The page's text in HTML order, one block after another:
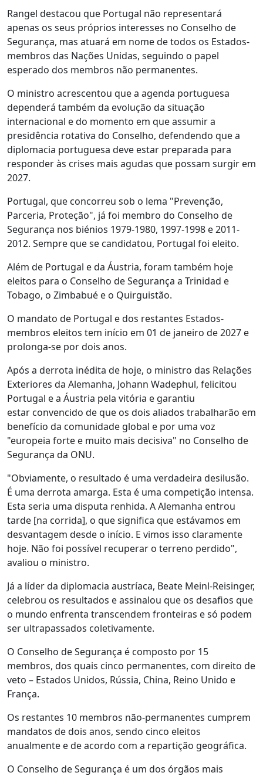
Rangel destacou que Portugal não representará
apenas os seus próprios interesses no Conselho de
Segurança, mas atuará em nome de todos os Estados-
membros das Nações Unidas, seguindo o papel
esperado dos membros não permanentes.
O ministro acrescentou que a agenda portuguesa
dependerá também da evolução da situação
internacional e do momento em que assumir a
presidência rotativa do Conselho, defendendo que a
diplomacia portuguesa deve estar preparada para
responder às crises mais agudas que possam surgir em
2027.
Portugal, que concorreu sob o lema "Prevenção,
Parceria, Proteção", já foi membro do Conselho de
Segurança nos biénios 1979-1980, 1997-1998 e 2011-
2012. Sempre que se candidatou, Portugal foi eleito.
Além de Portugal e da Áustria, foram também hoje
eleitos para o Conselho de Segurança a Trinidad e
Tobago, o Zimbabué e o Quirguistão.
O mandato de Portugal e dos restantes Estados-
membros eleitos tem início em 01 de janeiro de 2027 e
prolonga-se por dois anos.
Após a derrota inédita de hoje, o ministro das Relações
Exteriores da Alemanha, Johann Wadephul, felicitou
Portugal e a Áustria pela vitória e garantiu
estar convencido de que os dois aliados trabalharão em
benefício da comunidade global e por uma voz
"europeia forte e muito mais decisiva" no Conselho de
Segurança da ONU.
"Obviamente, o resultado é uma verdadeira desilusão.
É uma derrota amarga. Esta é uma competição intensa.
Esta seria uma disputa renhida. A Alemanha entrou
tarde [na corrida], o que significa que estávamos em
desvantagem desde o início. E vimos isso claramente
hoje. Não foi possível recuperar o terreno perdido",
avaliou o ministro.
Já a líder da diplomacia austríaca, Beate Meinl-Reisinger,
celebrou os resultados e assinalou que os desafios que
o mundo enfrenta transcendem fronteiras e só podem
ser ultrapassados coletivamente.
O Conselho de Segurança é composto por 15
membros, dos quais cinco permanentes, com direito de
veto – Estados Unidos, Rússia, China, Reino Unido e
França.
Os restantes 10 membros não-permanentes cumprem
mandatos de dois anos, sendo cinco eleitos
anualmente e de acordo com a repartição geográfica.
O Conselho de Segurança é um dos órgãos mais